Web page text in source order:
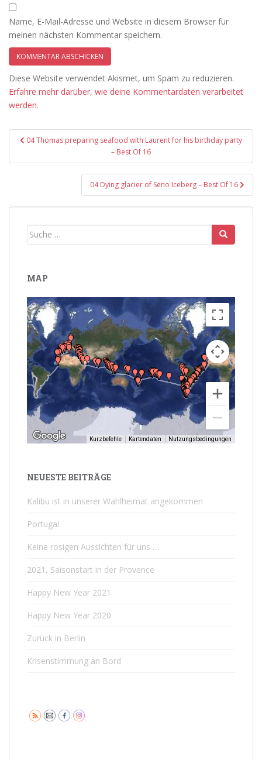
Name, E-Mail-Adresse und Website in diesem Browser für
meinen nächsten Kommentar speichern.
Diese Website verwendet Akismet, um Spam zu reduzieren.
Erfahre mehr darüber, wie deine Kommentardaten verarbeitet
werden.
Beitragsnavigation
04 Thomas preparing seafood with Laurent for his birthday party
– Best Of 16
04 Dying glacier of Seno Iceberg – Best Of 16
Suche
MAP
Kurzbefehle Kartendaten Nutzungsbedingungen
NEUESTE BEITRÄGE
Kalibu ist in unserer Wahlheimat angekommen
Portugal
Keine rosigen Aussichten für uns …
2021, Saisonstart in der Provence
Happy New Year 2021
Happy New Year 2020
Zurück in Berlin
Krisenstimmung an Bord